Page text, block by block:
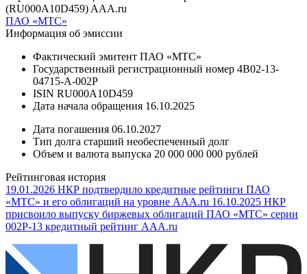
(RU000A10D459) AAA.ru
ПАО «МТС»
Информация об эмиссии
Фактический эмитент ПАО «МТС»
Государственный регистрационный номер 4B02-13-
04715-A-002P
ISIN RU000A10D459
Дата начала обращения 16.10.2025
Дата погашения 06.10.2027
Тип долга cтарший необеспеченный долг
Объем и валюта выпуска 20 000 000 000 рублей
Рейтинговая история
19.01.2026 НКР подтвердило кредитные рейтинги ПАО
«МТС» и его облигаций на уровне AAA.ru 16.10.2025 НКР
присвоило выпуску биржевых облигаций ПАО «МТС» серии
002Р-13 кредитный рейтинг AAA.ru